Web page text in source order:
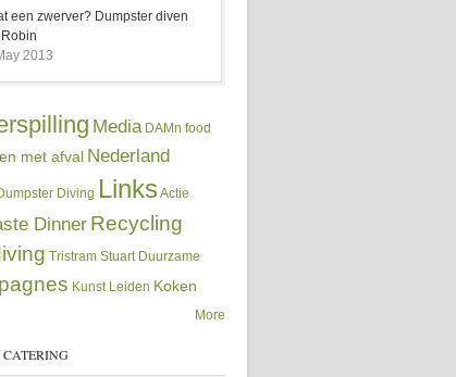
een zwerver? Dumpster diven
2013
Media DAMn food
met afval Nederland
Diving Links Actie
Dinner Recycling
Tristram Stuart Duurzame
Kunst Leiden Koken
More